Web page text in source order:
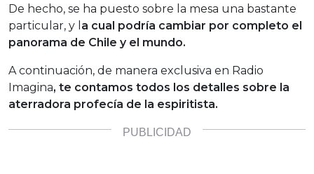
De hecho, se ha puesto sobre la mesa una bastante
particular, y l a cual podría cambiar por completo el
panorama de Chile y el mundo.
A continuación, de manera exclusiva en Radio
Imagina, te contamos todos los detalles sobre la
aterradora profecía de la espiritista.